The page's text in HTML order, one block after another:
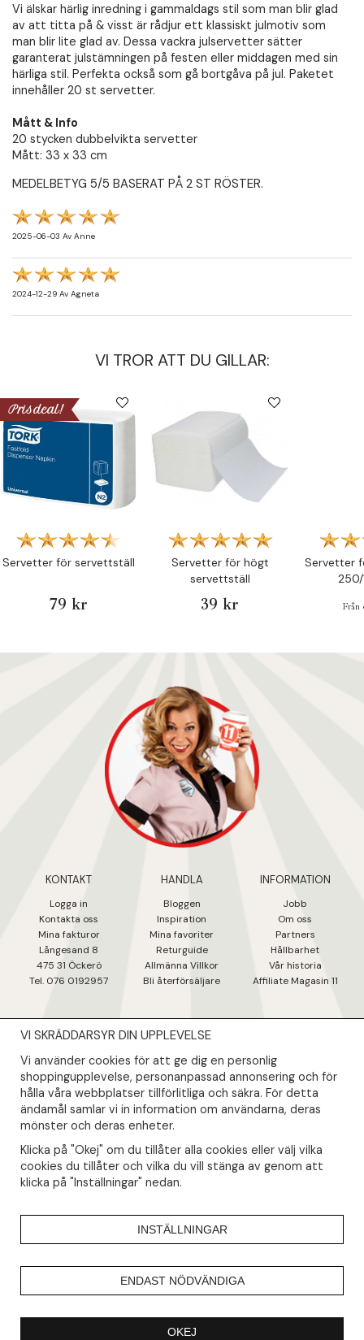
Vi älskar härlig inredning i gammaldags stil som man blir glad
av att titta på & visst är rådjur ett klassiskt julmotiv som
man blir lite glad av. Dessa vackra julservetter sätter
garanterat julstämningen på festen eller middagen med sin
härliga stil. Perfekta också som gå bortgåva på jul. Paketet
innehåller 20 st servetter.
Mått & Info
20 stycken dubbelvikta servetter
Mått: 33 x 33 cm
MEDELBETYG 5/5 BASERAT PÅ 2 ST RÖSTER.
2025-06-03 Av Anne
2024-12-29 Av Agneta
VI TROR ATT DU GILLAR:
Prisdeal!
Servetter för servettställ
79 kr
Servetter för högt
servettställ
39 kr
Servetter
Från
KONTAKT
Logga in
Kontakta oss
Mina fakturor
Långesand 8
475 31 Öckerö
Tel. 076 0192957
HANDLA
Bloggen
Inspiration
Mina favoriter
Returguide
Allmänna Villkor
Bli återförsäljare
INFORMATION
Jobb
Om oss
Partners
Hållbarhet
Vår historia
Affiliate Magasin 11
NYHETSBREV
Såklart skall du ta del av våra bästa erbjudanden & nyheter!
Din mail kommer endast användas till våra nyhetsbrev.
VI SKRÄDDARSYR DIN UPPLEVELSE
Vi använder cookies för att ge dig en personlig
shoppingupplevelse, personanpassad annonsering och för
hålla våra webbplatser tillförlitliga och säkra. För detta
ändamål samlar vi in information om användarna, deras
mönster och deras enheter.
Klicka på "Okej" om du tillåter alla cookies eller välj vilka
cookies du tillåter och vilka du vill stänga av genom att
klicka på "Inställningar" nedan.
INSTÄLLNINGAR
ENDAST NÖDVÄNDIGA
OKEJ